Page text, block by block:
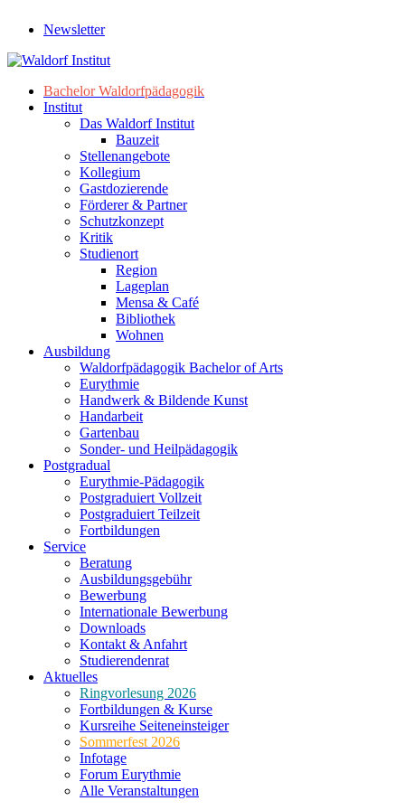
Newsletter
Bachelor Waldorfpädagogik
Institut
Das Waldorf Institut
Bauzeit
Stellenangebote
Kollegium
Gastdozierende
Förderer & Partner
Schutzkonzept
Kritik
Studienort
Region
Lageplan
Mensa & Café
Bibliothek
Wohnen
Ausbildung
Waldorfpädagogik Bachelor of Arts
Eurythmie
Handwerk & Bildende Kunst
Handarbeit
Gartenbau
Sonder- und Heilpädagogik
Postgradual
Eurythmie-Pädagogik
Postgraduiert Vollzeit
Postgraduiert Teilzeit
Fortbildungen
Service
Beratung
Ausbildungsgebühr
Bewerbung
Internationale Bewerbung
Downloads
Kontakt & Anfahrt
Studierendenrat
Aktuelles
Ringvorlesung 2026
Fortbildungen & Kurse
Kursreihe Seiteneinsteiger
Sommerfest 2026
Infotage
Forum Eurythmie
Alle Veranstaltungen